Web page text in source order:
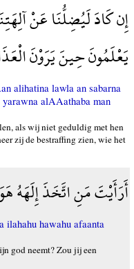
إِن كَادَ لَيُضِلُّنَا عَنْ
يَعْلَمُونَ حِينَ يَرَوْنَ
alihatina lawla an sabarna
alAAathaba man
als wij niet geduldig met hen
zij de bestraffing zien, wie het
أَرَأَيْتَ مَنِ اتَّخَذَ إِلَهَهُ
ilahahu hawahu afaanta
god neemt? Zou jij een